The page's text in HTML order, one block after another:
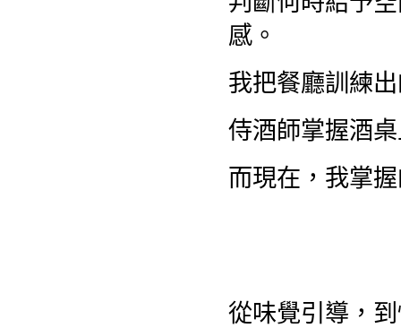
感。
我把餐廳訓練
侍酒師掌握酒
而現在，我掌
從味覺引導，